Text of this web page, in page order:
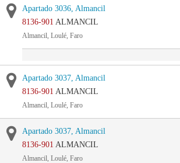
Apartado 3036, Almancil
8136-901 ALMANCIL
Almancil, Loulé, Faro
Apartado 3037, Almancil
8136-901 ALMANCIL
Almancil, Loulé, Faro
Apartado 3037, Almancil
8136-901 ALMANCIL
Almancil, Loulé, Faro